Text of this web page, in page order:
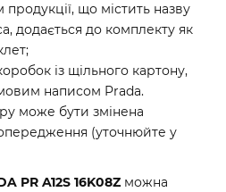
що містить назву
додається до комплекту як
із щільного картону,
написом Prada.
може бути змінена
(уточнюйте у
PR A12S 16K08Z можна